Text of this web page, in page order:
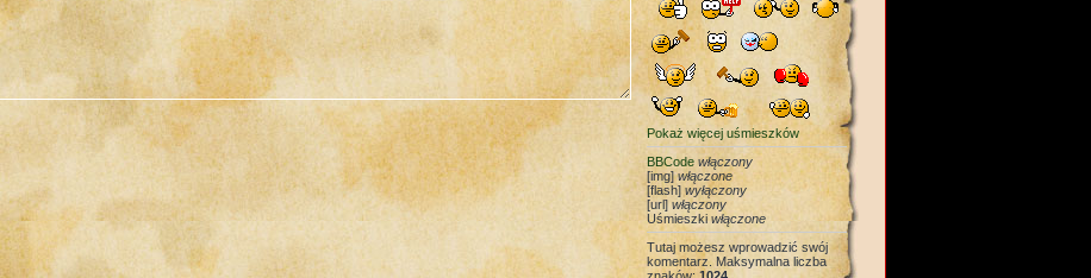
Pokaż więcej uśmieszków
BBCode włączony
[img]włączone
[flash] wyłączony
[url] włączony
Uśmieszkiwłączone
Tutaj możesz wprowadzić swój
komentarz. Maksymalna liczba
znaków: 1024.